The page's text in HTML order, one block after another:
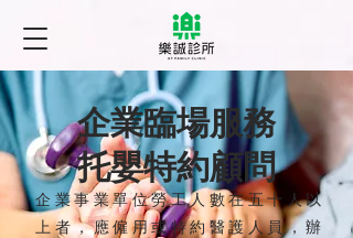
企業臨場服務
托嬰特約顧問
企業事業單位勞工人數在五十人以
上者，應僱用或特約醫護人員，辦